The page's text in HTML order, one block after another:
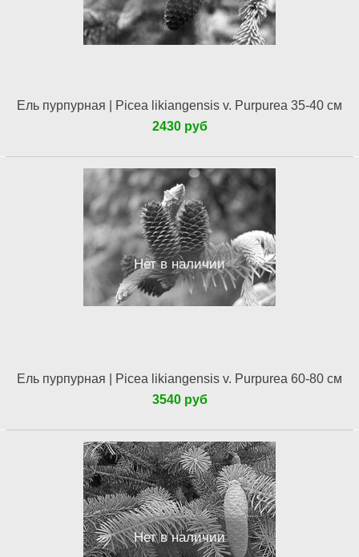
Ель пурпурная | Picea likiangensis v. Purpurea 35-40 см
2430 руб
Нет в наличии
Ель пурпурная | Picea likiangensis v. Purpurea 60-80 см
3540 руб
Нет в наличии